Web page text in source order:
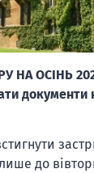
НА ОСІНЬ
документи
до